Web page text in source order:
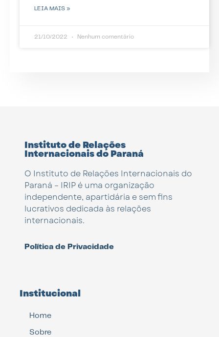
LEIA MAIS »
21/10/2022 Nenhum comentário
Instituto de Relações
Internacionais do Paraná
O Instituto de Relações Internacionais do
Paraná – IRIP é uma organização
independente, apartidária e sem fins
lucrativos dedicada às relações
internacionais.
Política de Privacidade
Institucional
Home
Sobre